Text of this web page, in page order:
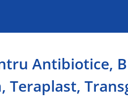
Antibiotice,
Teraplast,